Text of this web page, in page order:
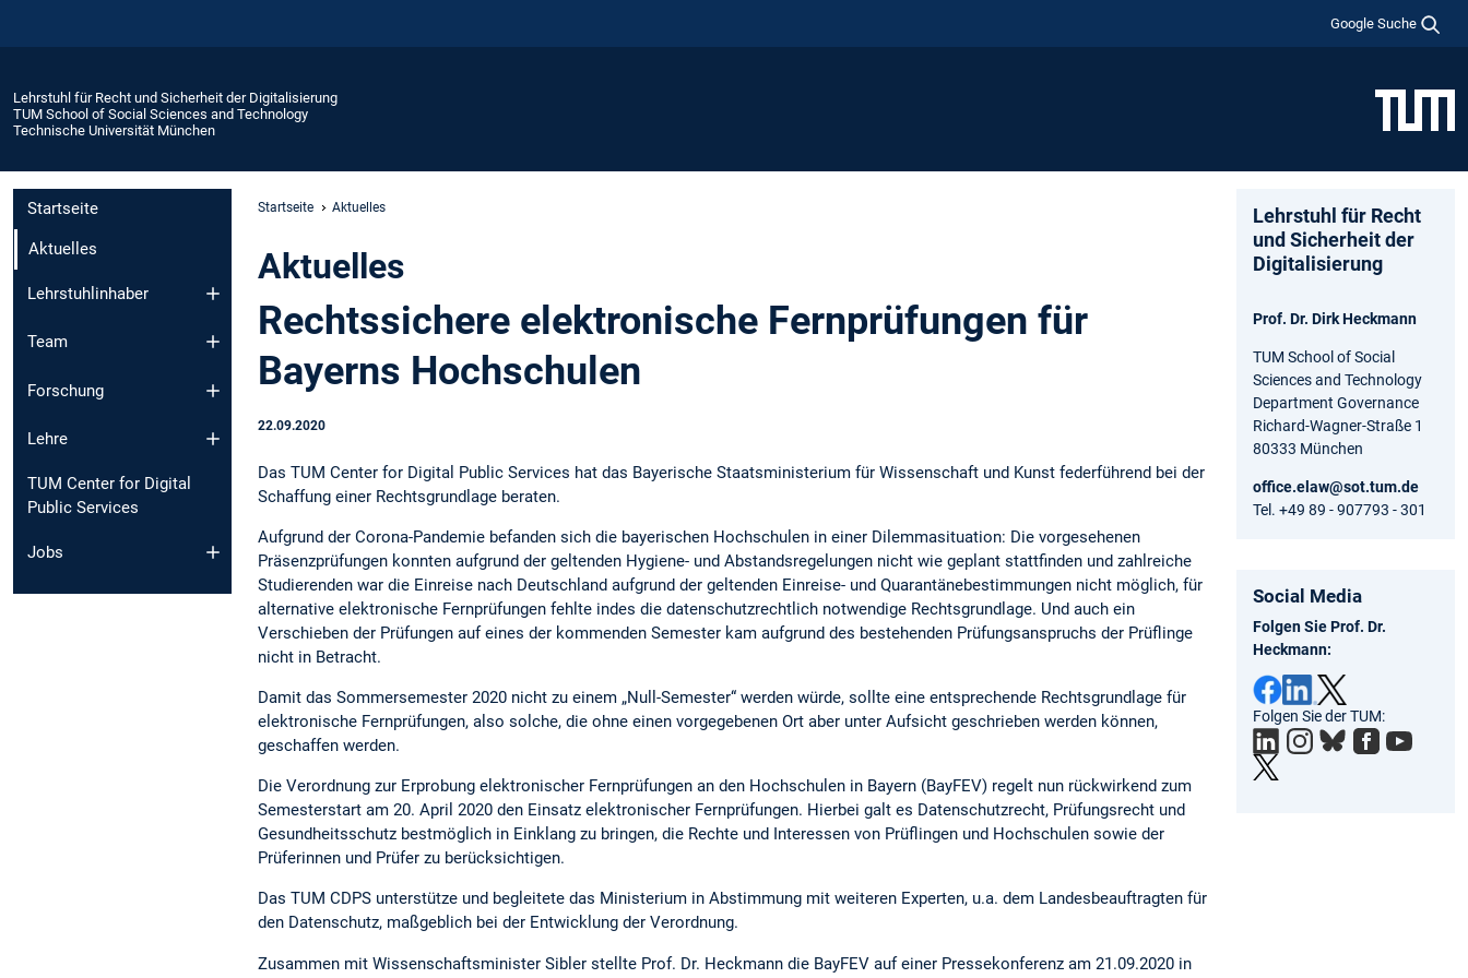
Google Suche
Lehrstuhl für Recht und Sicherheit der Digitalisierung
TUM School of Social Sciences and Technology
Technische Universität München
Startseite
Aktuelles
Lehrstuhlinhaber
Team
Forschung
Lehre
TUM Center for Digital
Public Services
Jobs
Startseite Aktuelles
Aktuelles
Rechtssichere elektronische Fernprüfungen für
Bayerns Hochschulen
22.09.2020
Das TUM Center for Digital Public Services hat das Bayerische Staatsministerium für Wissenschaft und Kunst federführend bei der
Schaffung einer Rechtsgrundlage beraten.
Aufgrund der Corona-Pandemie befanden sich die bayerischen Hochschulen in einer Dilemmasituation: Die vorgesehenen
Präsenzprüfungen konnten aufgrund der geltenden Hygiene- und Abstandsregelungen nicht wie geplant stattfinden und zahlreiche
Studierenden war die Einreise nach Deutschland aufgrund der geltenden Einreise- und Quarantänebestimmungen nicht möglich, für
alternative elektronische Fernprüfungen fehlte indes die datenschutzrechtlich notwendige Rechtsgrundlage. Und auch ein
Verschieben der Prüfungen auf eines der kommenden Semester kam aufgrund des bestehenden Prüfungsanspruchs der Prüflinge
nicht in Betracht.
Damit das Sommersemester 2020 nicht zu einem „Null-Semester“ werden würde, sollte eine entsprechende Rechtsgrundlage für
elektronische Fernprüfungen, also solche, die ohne einen vorgegebenen Ort aber unter Aufsicht geschrieben werden können,
geschaffen werden.
Die Verordnung zur Erprobung elektronischer Fernprüfungen an den Hochschulen in Bayern (BayFEV) regelt nun rückwirkend zum
Semesterstart am 20. April 2020 den Einsatz elektronischer Fernprüfungen. Hierbei galt es Datenschutzrecht, Prüfungsrecht und
Gesundheitsschutz bestmöglich in Einklang zu bringen, die Rechte und Interessen von Prüflingen und Hochschulen sowie der
Prüferinnen und Prüfer zu berücksichtigen.
Das TUM CDPS unterstütze und begleitete das Ministerium in Abstimmung mit weiteren Experten, u.a. dem Landesbeauftragten für
den Datenschutz, maßgeblich bei der Entwicklung der Verordnung.
Zusammen mit Wissenschaftsminister Sibler stellte Prof. Dr. Heckmann die BayFEV auf einer Pressekonferenz am 21.09.2020 in
Lehrstuhl für Recht
und Sicherheit der
Digitalisierung
Prof. Dr. Dirk Heckmann
TUM School of Social
Sciences and Technology
Department Governance
Richard-Wagner-Straße 1
80333 München
office.elaw@sot.tum.de
Tel. +49 89 - 907793 - 301
Social Media
Folgen Sie Prof. Dr.
Heckmann:
Folgen Sie der TUM: